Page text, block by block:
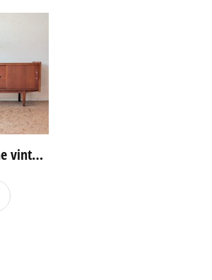
Enfilade chêne vintage portes coulissantes